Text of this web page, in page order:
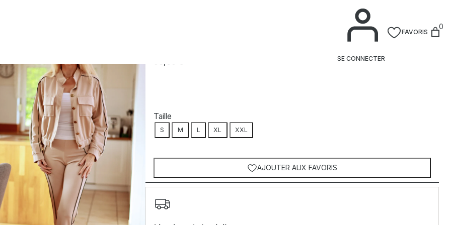
SE CONNECTER
FAVORIS
0
96,00 €
Taille
S M L XL XXL
AJOUTER AUX FAVORIS